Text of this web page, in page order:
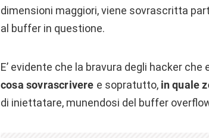
dimensioni maggiori, viene sovrascritta
al buffer in questione.
E’ evidente che la bravura degli hacker
cosa sovrascrivere e sopratutto, in quale
di iniettatare, munendosi del buffer